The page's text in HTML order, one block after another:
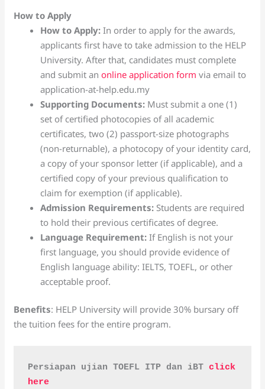
How to Apply
How to Apply: In order to apply for the awards,
applicants first have to take admission to the HELP
University. After that, candidates must complete
and submit anonline application form via email to
application-at-help.edu.my
Supporting Documents: Must submit a one (1)
set of certified photocopies of all academic
certificates, two (2) passport-size photographs
(non-returnable), a photocopy of your identity card,
a copy of your sponsor letter (if applicable), and a
certified copy of your previous qualification to
claim for exemption (if applicable).
Admission Requirements: Students are required
to hold their previous certificates of degree.
Language Requirement: If English is not your
first language, you should provide evidence of
English language ability: IELTS, TOEFL, or other
acceptable proof.
Benefits: HELP University will provide 30% bursary off
the tuition fees for the entire program.
Persiapan ujian TOEFL ITP dan iBT click
here